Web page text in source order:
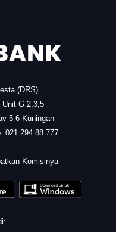
(DRS)
Unit G 2,3,5
5-6 Kuningan
021 294 88 777
Komisinya